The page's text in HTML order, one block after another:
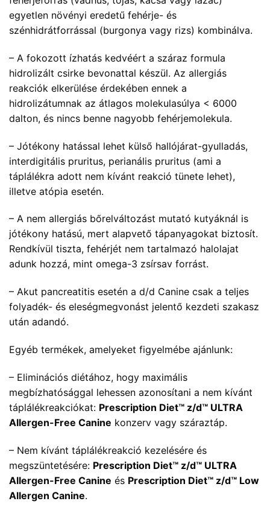
egyetlen növényi eredetű fehérje- és
szénhidrátforrással (burgonya vagy rizs) kombinálva.
– A fokozott ízhatás kedvéért a száraz formula
hidrolizált csirke bevonattal készül. Az allergiás
reakciók elkerülése érdekében ennek a
hidrolizátumnak az átlagos molekulasúlya < 6000
dalton, és nincs benne nagyobb fehérjemolekula.
– Jótékony hatással lehet külső hallójárat-gyulladás,
interdigitális pruritus, perianális pruritus (ami a
táplálékra adott nem kívánt reakció tünete lehet),
illetve atópia esetén.
– A nem allergiás bőrelváltozást mutató kutyáknál is
jótékony hatású, mert alapvető tápanyagokat biztosít.
Rendkívül tiszta, fehérjét nem tartalmazó halolajat
adunk hozzá, mint omega-3 zsírsav forrást.
– Akut pancreatitis esetén a d/d Canine csak a teljes
folyadék- és eleségmegvonást jelentő kezdeti szakasz
után adandó.
Egyéb termékek, amelyeket figyelmébe ajánlunk:
– Eliminációs diétához, hogy maximális
megbízhatósággal lehessen azonosítani a nem kívánt
táplálékreakciókat: Prescription Diet™ z/d™ ULTRA
Allergen-Free Canine konzerv vagy száraztáp.
– Nem kívánt táplálékreakció kezelésére és
megszüntetésére: Prescription Diet™ z/d™ ULTRA
Allergen-Free Canine és Prescription Diet™ z/d™ Low
Allergen Canine.